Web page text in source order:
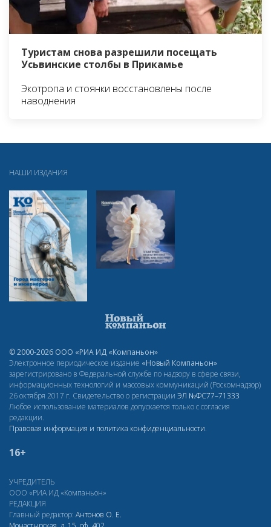
Туристам снова разрешили посещать
Усьвинские столбы в Прикамье
Экотропа и стоянки восстановлены после
наводнения
НАШИ ИЗДАНИЯ
© 2000-2026 ООО «РИА ИД «Компаньон»
Электронное периодическое издание «Новый Компаньон»
зарегистрировано в Федеральной службе по надзору в сфере связи,
информационных технологий и массовых коммуникаций (Роскомнадзор)
26 октября 2017 г. Свидетельство о регистрации ЭЛ №ФС77–71333
Любое использование материалов допускается только с согласия
редакции.
Правовая информация и политика конфиденциальности.
16+
УЧРЕДИТЕЛЬ
ООО «РИА ИД «Компаньон»
РЕДАКЦИЯ
Главный редактор: Антонов О. Е.